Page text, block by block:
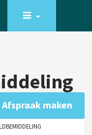
Afspraak maken